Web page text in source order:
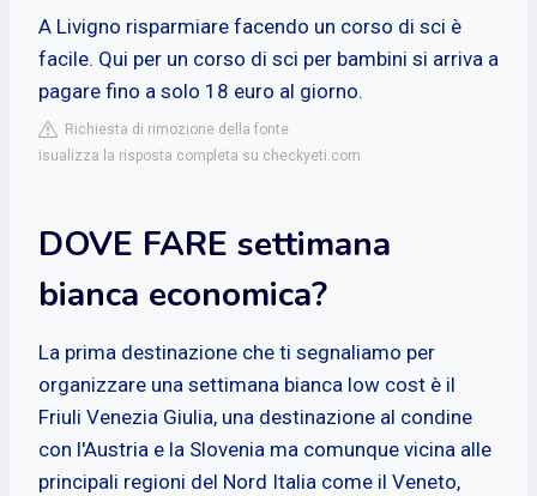
A Livigno risparmiare facendo un corso di sci è
facile. Qui per un corso di sci per bambini si arriva a
pagare fino a solo 18 euro al giorno.
Richiesta di rimozione della fonte
isualizza la risposta completa su checkyeti.com
DOVE FARE settimana
bianca economica?
La prima destinazione che ti segnaliamo per
organizzare una settimana bianca low cost è il
Friuli Venezia Giulia, una destinazione al condine
con l'Austria e la Slovenia ma comunque vicina alle
principali regioni del Nord Italia come il Veneto,